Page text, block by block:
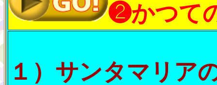
❷かつて
１）サンタマリア